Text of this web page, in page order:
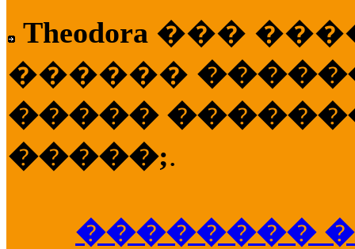
Theodora ���
������
�����
�����;.
��������